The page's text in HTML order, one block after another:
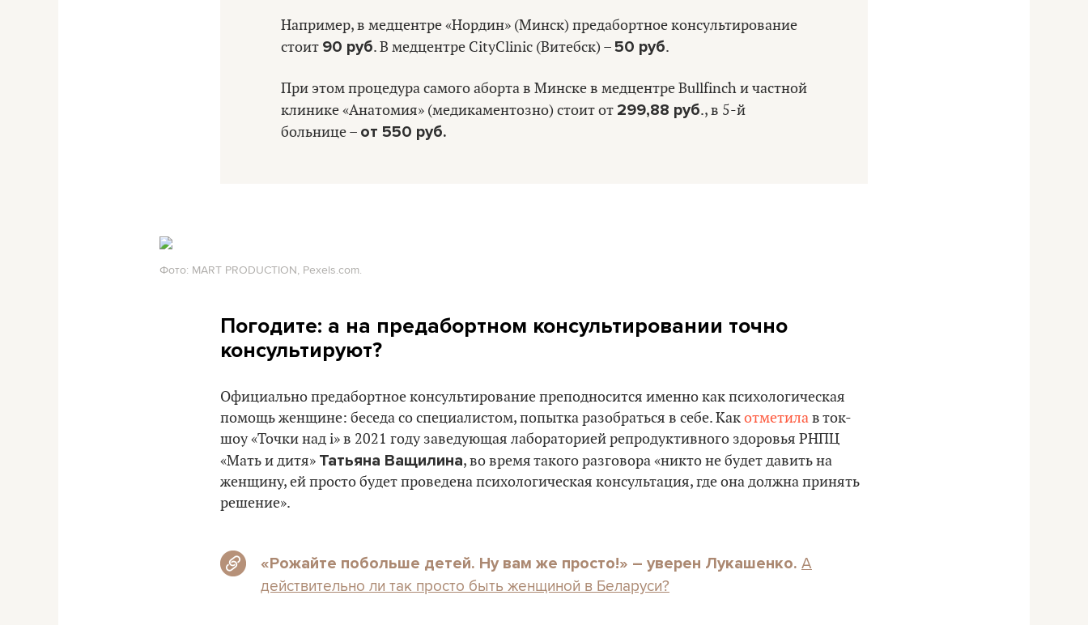
Например, в медцентре «Нордин» (Минск) предабортное консультирование
стоит 90 руб. В медцентре CityClinic (Витебск) –50 руб.
При этом процедура самого аборта в Минске в медцентре Bullfinch и частной
клинике «Анатомия» (медикаментозно) стоит от 299,88 руб., в 5-й
больнице – от 550 руб.
Фото: MART PRODUCTION, Pexels.com.
Погодите: а на предабортном консультировании точно
консультируют?
Официально предабортное консультирование преподносится именно как психологическая
помощь женщине: беседа со специалистом, попытка разобраться в себе. Какотметилав ток-
шоу «Точки над i» в 2021 году заведующая лабораторией репродуктивного здоровья РНПЦ
«Мать и дитя» Татьяна Ващилина, во время такого разговора «никто не будет давить на
женщину, ей просто будет проведена психологическая консультация, где она должна принять
решение».
«Рожайте побольше детей. Ну вам же просто!» – уверен Лукашенко. А
действительно ли так просто быть женщиной в Беларуси?